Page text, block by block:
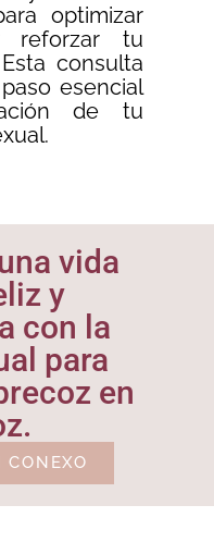
optimizar
reforzar tu
consulta
esencial
de tu
vida
y
con la
para
en
CONEXO